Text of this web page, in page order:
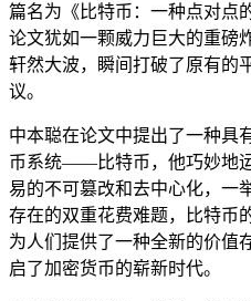
篇名为《比特币：一种点对点
论文犹如一颗威力巨大的重磅
轩然大波，瞬间打破了原有的
议。
中本聪在论文中提出了一种具
币系统——比特币，他巧妙地
易的不可篡改和去中心化，一
存在的双重花费难题，比特币
为人们提供了一种全新的价值
启了加密货币的崭新时代。